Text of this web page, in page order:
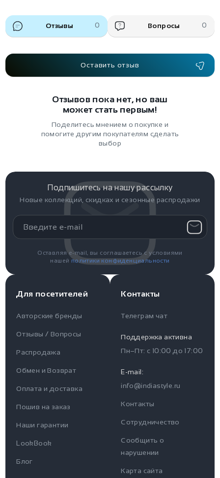
Контакты
Часы работы поддержки
Пн-Пт c 10:00 до 17:00
Telegram
Для пользователя
Информация
Наши гарантии
Контакты
Отзывы 0 Вопросы 0
Оставить отзыв
Отзывов пока нет, но ваш
может стать первым!
Поделитесь мнением о покупке и
помогите другим покупателям сделать
выбор
Для посетителей
Авторские бренды
Отзывы / Вопросы
Распродажа
Обмен и Возврат
Оплата и доставка
Пошив на заказ
Наши гарантии
LookBook
Блог
Подпишитесь на нашу рассылку
Новые коллекций, скидках и сезонные распродажи
Оставляя e-mail, вы соглашаетесь с условиями
нашей политики конфиденциальности
Контакты
Телеграм чат
Поддержка активна
Пн–Пт: с 10:00 до 17:00
E-mail:
info@indiastyle.ru
Контакты
Сотрудничество
Сообщить о
нарушении
Карта сайта